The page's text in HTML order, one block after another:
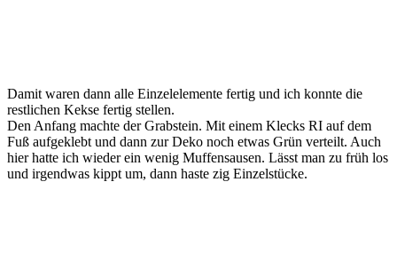
Damit waren dann alle Einzelelemente fertig und ich konnte die
restlichen Kekse fertig stellen.
Den Anfang machte der Grabstein. Mit einem Klecks RI auf dem
Fuß aufgeklebt und dann zur Deko noch etwas Grün verteilt. Auch
hier hatte ich wieder ein wenig Muffensausen. Lässt man zu früh los
und irgendwas kippt um, dann haste zig Einzelstücke.